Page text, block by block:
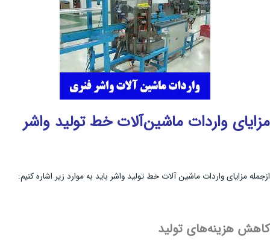
مزایای واردات ماشین‌آلات خط تولید واشر
ازجمله مزایای واردات ماشین آلات خط تولید واشر باید به موارد زیر اشاره کنیم:
کاهش هزینه‌های تولید